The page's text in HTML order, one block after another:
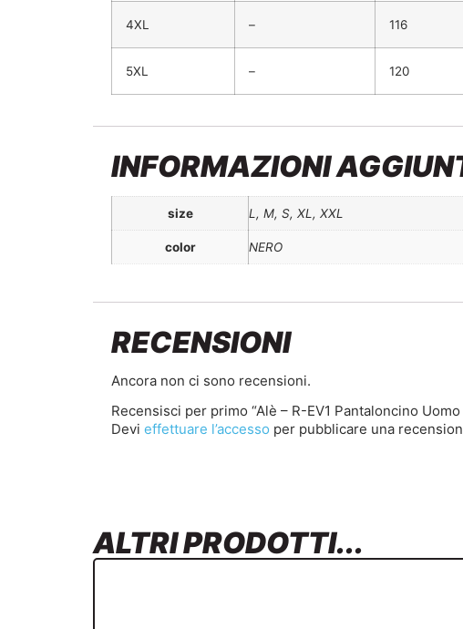
4XL – 116
5XL – 120
INFORMAZIONI
size L, M, S, XL, XXL
color NERO
RECENSIONI
Ancora non ci sono recensioni.
Recensisci per primo “Alè – R-EV1 Pantaloncino
Devi effettuare l’accesso per pubblicare una
ALTRI PRODOTTI...